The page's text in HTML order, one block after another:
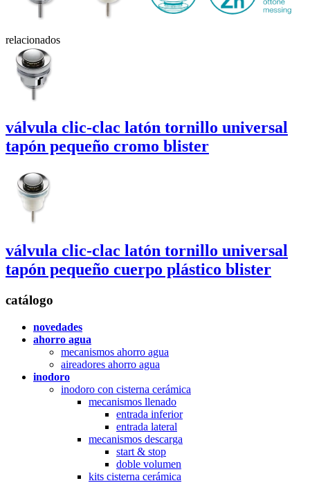
relacionados
válvula clic-clac latón tornillo universal
tapón pequeño cromo blister
válvula clic-clac latón tornillo universal
tapón pequeño cuerpo plástico blister
catálogo
novedades
ahorro agua
mecanismos ahorro agua
aireadores ahorro agua
inodoro
inodoro con cisterna cerámica
mecanismos llenado
entrada inferior
entrada lateral
mecanismos descarga
start & stop
doble volumen
kits cisterna cerámica